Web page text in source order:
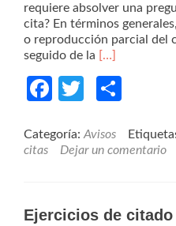
requiere absolver una
cita? En términos
o reproducción parcial del
seguido de la Read
about
La
de
citas
académico
[…]
Facebook
Twitter
Categoría:Avisos
citas
Dejar un comentario
Ejercicios de citado